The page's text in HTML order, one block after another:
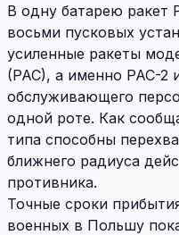
В одну батарею ракет
восьми пусковых
усиленные ракеты
(PAC), а именно PAC-2
обслуживающего
одной роте. Как
типа способны
ближнего радиуса
противника.
Точные сроки
военных в Польшу